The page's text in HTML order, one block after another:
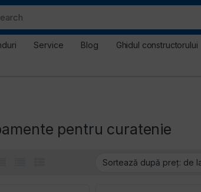
Service Blog Ghidul constructorului
pentru curatenie